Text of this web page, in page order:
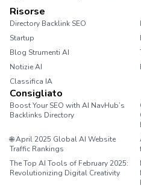
Risorse
Directory Backlink SEO
Startup
Blog Strumenti AI
Notizie AI
Classifica IA
Consigliato
Boost Your SEO with AI NavHub’s
Backlinks Directory
🌐 April 2025 Global AI Website
Traffic Rankings
The Top AI Tools of February 2025:
Revolutionizing Digital Creativity